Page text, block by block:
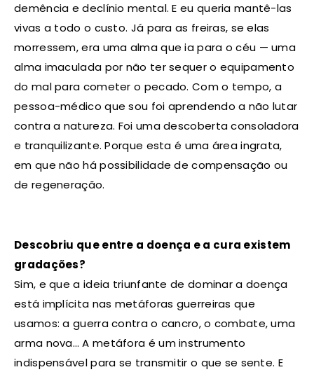
demência e declínio mental. E eu queria mantê-las
vivas a todo o custo. Já para as freiras, se elas
morressem, era uma alma que ia para o céu — uma
alma imaculada por não ter sequer o equipamento
do mal para cometer o pecado. Com o tempo, a
pessoa-médico que sou foi aprendendo a não lutar
contra a natureza. Foi uma descoberta consoladora
e tranquilizante. Porque esta é uma área ingrata,
em que não há possibilidade de compensação ou
de regeneração.
Descobriu que entre a doença e a cura existem
gradações?
Sim, e que a ideia triunfante de dominar a doença
está implícita nas metáforas guerreiras que
usamos: a guerra contra o cancro, o combate, uma
arma nova… A metáfora é um instrumento
indispensável para se transmitir o que se sente. E